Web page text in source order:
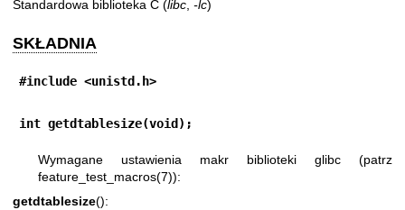
Standardowa biblioteka C (libc -lc)
SKŁADNIA
#include <unistd.h>
int getdtablesize(void);
Wymagane ustawienia makr biblioteki glibc (patrz
feature_test_macros(7)):
getdtablesize():